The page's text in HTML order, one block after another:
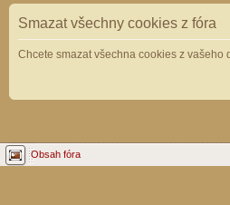
Smazat všechny cookies z fóra
Chcete smazat všechna cookies z vašeho
Obsah fóra